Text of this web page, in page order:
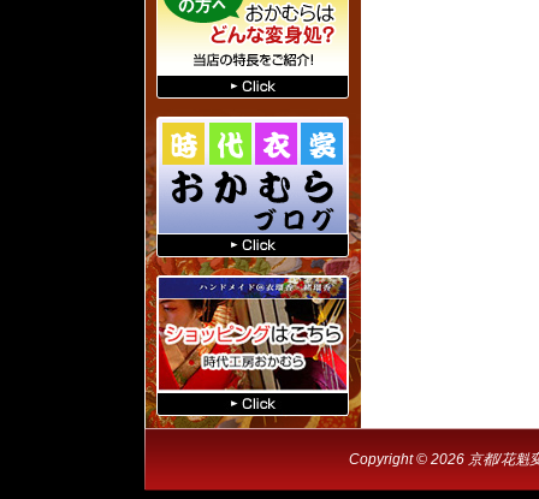
Copyright © 2026 京都/花魁